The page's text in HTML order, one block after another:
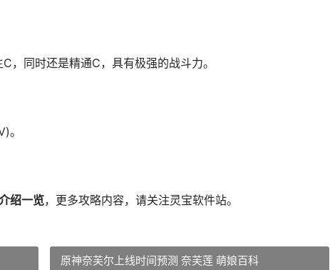
，同时还是精通C，具有极强的战斗力。
。
绍一览，更多攻略内容，请关注灵宝软件站。
原神奈芙尔上线时间预测 奈芙莲 萌娘百科